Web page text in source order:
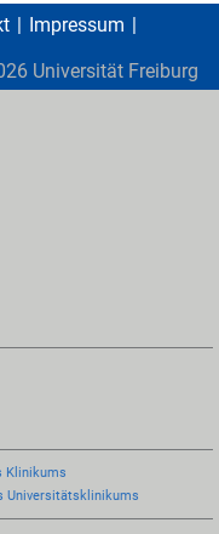
Impressum
Universität Freiburg
Klinikums
Universitätsklinikums